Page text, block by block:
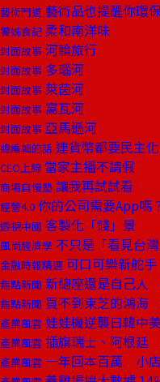
藝術門道 藝術品也提醒你環保
饕姊食記 柔和南洋味
封面故事 河輪旅行
封面故事 多瑙河
封面故事 萊茵河
封面故事 窩瓦河
封面故事 亞馬遜河
總編輯的話 連貨幣都要民主化
CEO上線 當家主播不請假
商場自慢塾 讓我再試試看
經營4.0 你的公司需要App嗎
透視中國 客製化「錢」景
風尚經濟學 不只是「看見台灣
金融時報精選 可口可樂新舵
焦點新聞 新總座還是自己人
焦點新聞 買不到東芝的鴻海
產業風雲 娃娃機逆襲日韓中
產業風雲 插旗瑞士、阿根廷
產業風雲 一年回本百萬 小